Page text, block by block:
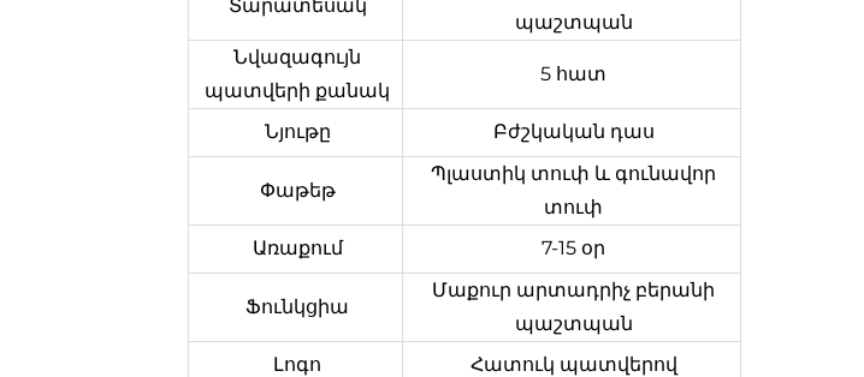
Տարատեսակ
պաշտպան
Նվազագույն
պատվերի քանակ
5 հատ
Նյութը Բժշկական դաս
Փաթեթ
Պլաստիկ տուփ և գունավոր
տուփ
Առաքում
7-15 օր
Ֆունկցիա
Մաքուր արտադրիչ բերանի
պաշտպան
Լոգո
Հատուկ պատվերով